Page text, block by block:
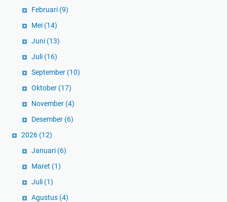
Februari (9)
Mei (14)
Juni (13)
Juli (16)
September (10)
Oktober (17)
November (4)
Desember (6)
2026 (12)
Januari (6)
Maret (1)
Juli (1)
Agustus (4)